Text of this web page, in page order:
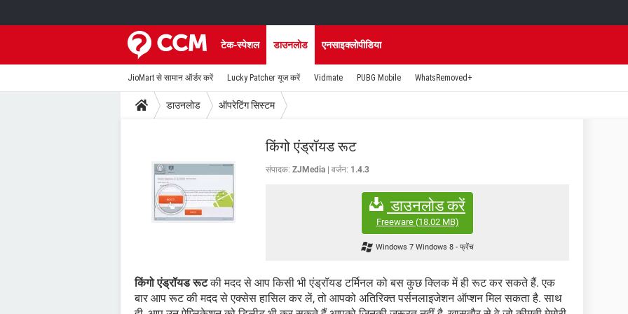
टेक-स्पेशल डाउनलोड एनसाइक्लोपीडिया
JioMart से सामान ऑर्डर करें Lucky Patcher यूज करें Vidmate PUBG Mobile WhatsRemoved+
डाउनलोड ऑपरेटिंग सिस्टम
किंगो एंड्रॉयड रूट
संपादक: ZJMedia वर्जन: 1.4.3
डाउनलोड करें
Freeware(18.02 MB)
Windows 7 Windows 8 - फ्रेंच
किंगो एंड्रॉयड रूटकी मदद से आप किसी भी एंड्रॉयड टर्मिनल को बस कुछ क्लिक में ही रूट कर सकते हैं. एक
बार आप रूट की मदद से एक्सेस हासिल कर लें, तो आपको अतिरिक्त पर्सनलाइजेशन ऑप्शन मिल सकता है. साथ